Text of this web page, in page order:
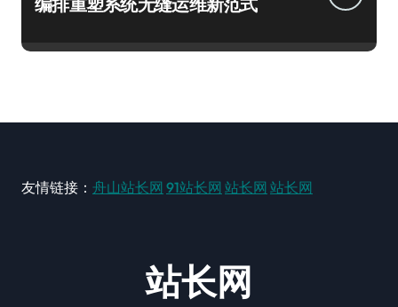
友情链接： 舟山站长网 91站长网 站长网 站长网
站长网